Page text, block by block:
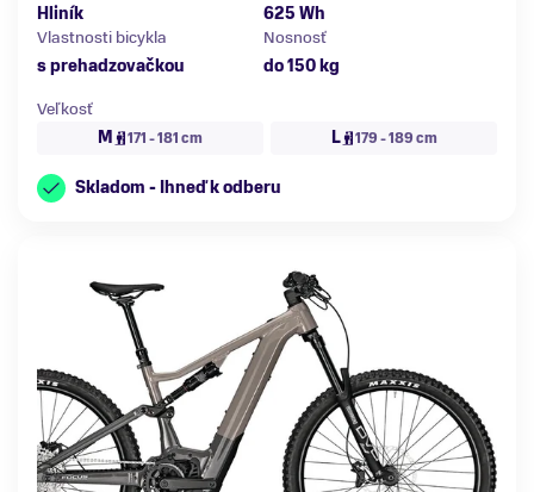
Hliník
625 Wh
Vlastnosti bicykla
s prehadzovačkou
Nosnosť
do 150 kg
Veľkosť
M
171 - 181 cm L 179 - 189 cm
Skladom - Ihneď k odberu